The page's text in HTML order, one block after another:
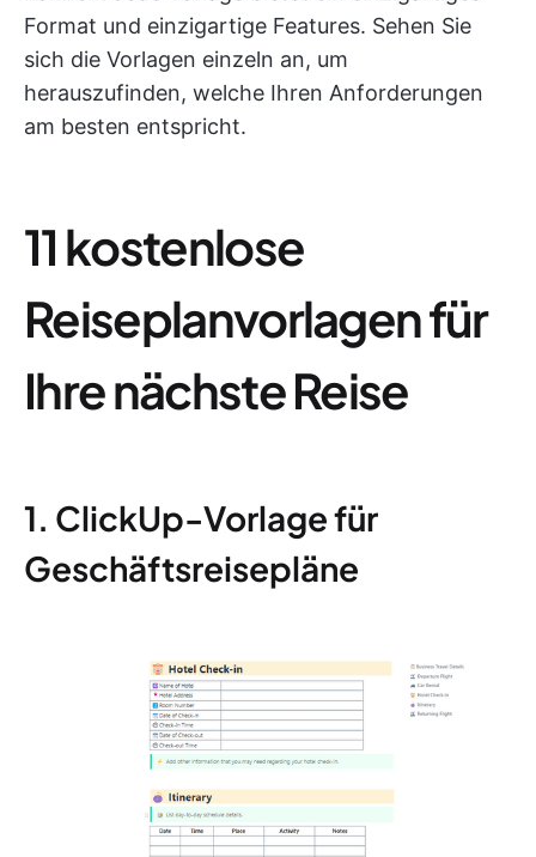
Format und einzigartige Features. Sehen Sie
sich die Vorlagen einzeln an, um
herauszufinden, welche Ihren Anforderungen
am besten entspricht.
11 kostenlose
Reiseplanvorlagen für
Ihre nächste Reise
1. ClickUp-Vorlage für
Geschäftsreisepläne